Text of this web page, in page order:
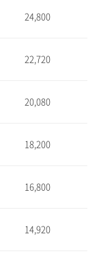
24,800
22,720
20,080
18,200
16,800
14,920